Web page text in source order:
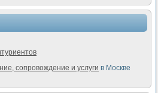
сопровождение и услуги в Москве